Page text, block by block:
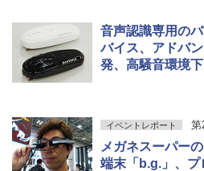
音声認識専用の
バイス、アドバ
発、高騒音環境
イベントレポート 第
メガネスーパー
端末「b.g.」、プ